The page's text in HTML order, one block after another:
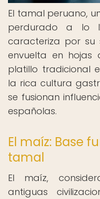
El tamal peruano,
perdurado a lo
caracteriza por su
envuelta en hojas
platillo tradicional
la rica cultura
se fusionan
españolas.
El maíz: Base
tamal
El maíz,
antiguas